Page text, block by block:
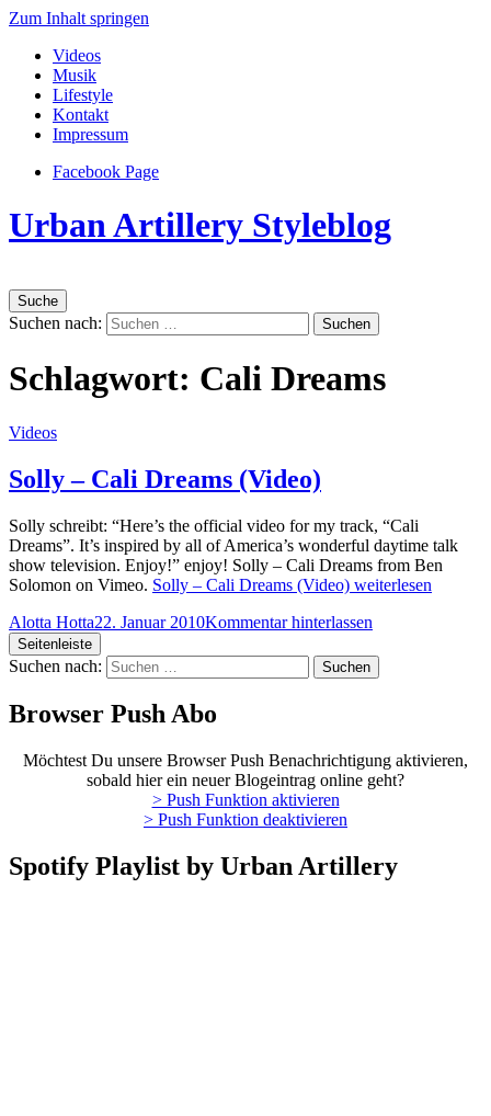
Zum Inhalt springen
Videos
Musik
Lifestyle
Kontakt
Impressum
Facebook Page
Urban Artillery Styleblog
Suche
Suchen nach:
Schlagwort: Cali Dreams
Videos
Solly – Cali Dreams (Video)
Solly schreibt: “Here’s the official video for my track, “Cali
Dreams”. It’s inspired by all of America’s wonderful daytime talk
show television. Enjoy!” enjoy! Solly – Cali Dreams from Ben
Solomon on Vimeo. Solly – Cali Dreams (Video) weiterlesen
Alotta Hotta22. Januar 2010Kommentar hinterlassen
Seitenleiste
Suchen nach:
Browser Push Abo
Möchtest Du unsere Browser Push Benachrichtigung aktivieren,
sobald hier ein neuer Blogeintrag online geht?
> Push Funktion aktivieren
> Push Funktion deaktivieren
Spotify Playlist by Urban Artillery